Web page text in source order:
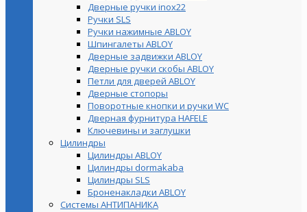
Дверные ручки inox22
Ручки SLS
Ручки нажимные ABLOY
Шпингалеты ABLOY
Дверные задвижки ABLOY
Дверные ручки скобы ABLOY
Петли для дверей ABLOY
Дверные стопоры
Поворотные кнопки и ручки WC
Дверная фурнитура HAFELE
Ключевины и заглушки
Цилиндры
Цилиндры ABLOY
Цилиндры dormakaba
Цилиндры SLS
Броненакладки ABLOY
Системы АНТИПАНИКА